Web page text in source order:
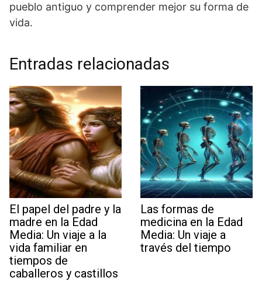
pueblo antiguo y comprender mejor su forma de
vida.
Entradas relacionadas
El papel del padre y la
madre en la Edad
Media: Un viaje a la
vida familiar en
tiempos de
caballeros y castillos
Las formas de
medicina en la Edad
Media: Un viaje a
través del tiempo